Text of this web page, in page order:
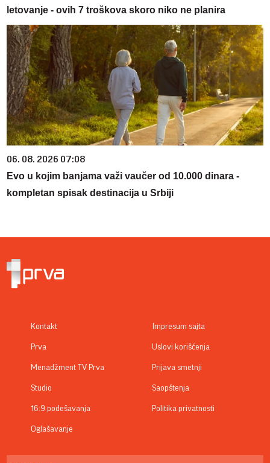
letovanje - ovih 7 troškova skoro niko ne planira
06. 08. 2026 07:08
Evo u kojim banjama važi vaučer od 10.000 dinara -
kompletan spisak destinacija u Srbiji
Kontakt
Prva
Menadžment TV Prva
Studio
16:9 podešavanja
Oglašavanje
Impresum sajta
Uslovi korišćenja
Prijava smetnji
Saopštenja
Politika privatnosti